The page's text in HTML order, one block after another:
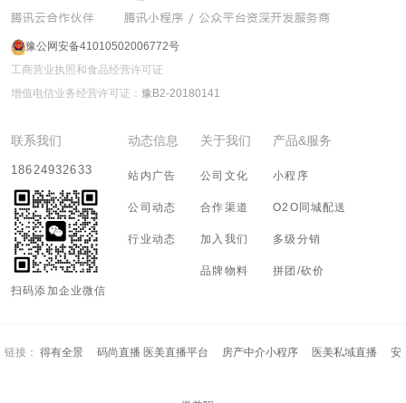
豫公网安备41010502006772号
工商营业执照和食品经营许可证
增值电信业务经营许可证： 豫B2-20180141
联系我们
18624932633
扫码添加企业微信
动态信息
站内广告
公司动态
行业动态
关于我们
公司文化
合作渠道
加入我们
品牌物料
产品&服务
小程序
O2O同城配送
多级分销
拼团/砍价
链接： 得有全景 码尚直播 医美直播平台 房产中介小程序 医美私域直播 安